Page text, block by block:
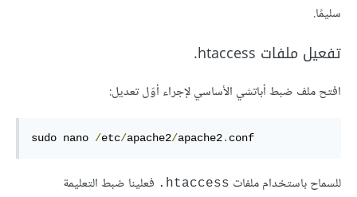
سليمًا.
تفعيل ملفات ‎.htaccess
افتح ملف ضبط أباتشي الأساسي لإجراء أوّل تعديل:
sudo nano /etc/apache2/apache2. conf
للسماح باستخدام ملفات ‎.htaccess فعلينا ضبط التعليمة